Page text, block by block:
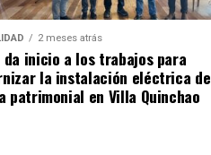
2 meses atrás
da inicio a los trabajos para
la instalación eléctrica de
patrimonial en Villa Quinchao